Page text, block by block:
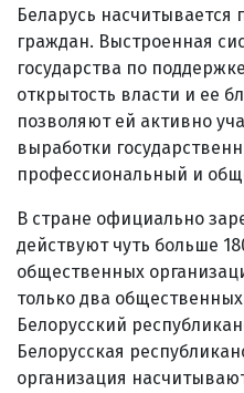
Беларусь насчитывается
граждан. Выстроенная
государства по
открытость власти и ее
позволяют ей активно
выработки
профессиональный и
В стране официально
действуют чуть больше
общественных
только два
Белорусский
Белорусская
организация